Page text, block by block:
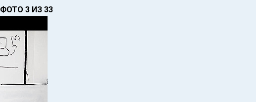
ФОТО 3 ИЗ 33